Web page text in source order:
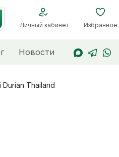
Личный кабинет Избранное
Новости
Thailand